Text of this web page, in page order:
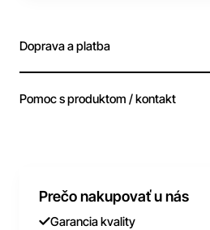
Doprava a platba
Pomoc s produktom / kontakt
Prečo nakupovať u nás
Garancia kvality